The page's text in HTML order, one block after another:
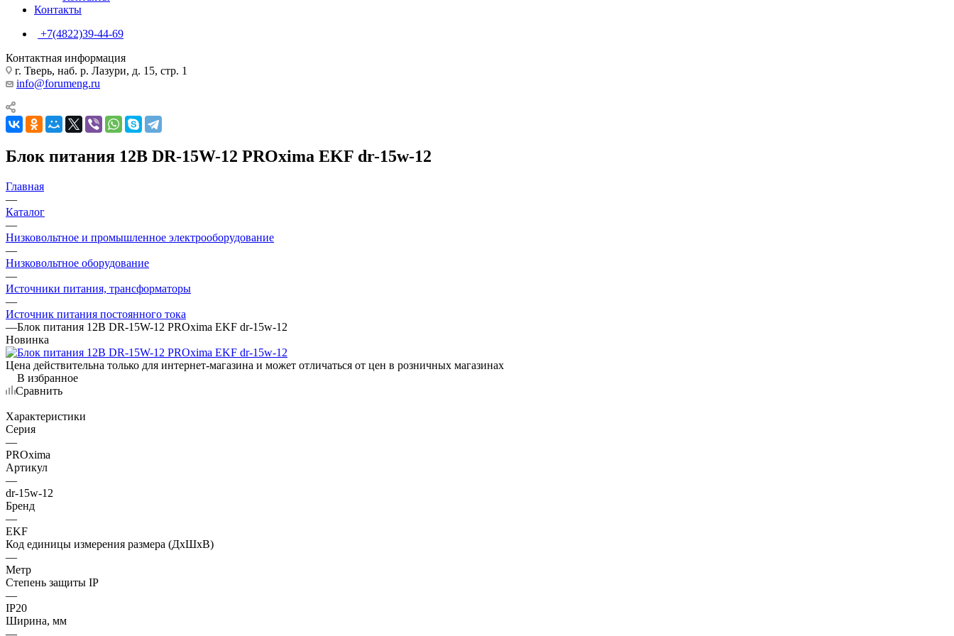
Контакты
+7(4822)39-44-69
Контактная информация
г. Тверь, наб. р. Лазури, д. 15, стр. 1
info@forumeng.ru
Блок питания 12В DR-15W-12 PROxima EKF dr-15w-12
Главная
—
Каталог
—
Низковольтное и промышленное электрооборудование
—
Низковольтное оборудование
—
Источники питания, трансформаторы
—
Источник питания постоянного тока
—Блок питания 12В DR-15W-12 PROxima EKF dr-15w-12
Новинка
Цена действительна только для интернет-магазина и может отличаться от цен в розничных магазинах
В избранное
Сравнить
Характеристики
Серия
—
PROxima
Артикул
—
dr-15w-12
Бренд
—
EKF
Код единицы измерения размера (ДхШхВ)
—
Метр
Степень защиты IP
—
IP20
Ширина, мм
—